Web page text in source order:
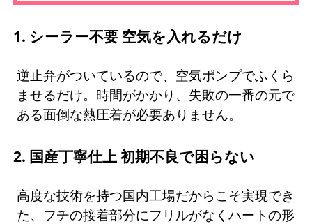
1. シーラー不要 空気を入れるだけ
逆止弁がついているので、空気ポンプでふくら
ませるだけ。時間がかかり、失敗の一番の元で
ある面倒な熱圧着が必要ありません。
2. 国産丁寧仕上 初期不良で困らない
高度な技術を持つ国内工場だからこそ実現でき
た、フチの接着部分にフリルがなくハートの形